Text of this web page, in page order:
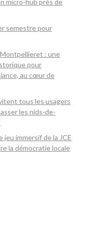
micro-hub près de
semestre pour
: une
pour
au cœur de
tous les usagers
les nids-de-
jeu immersif de la JCE
la démocratie locale